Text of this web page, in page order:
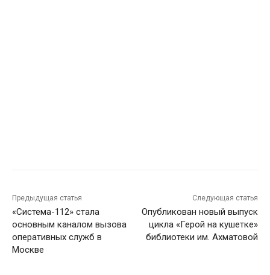
Предыдущая статья
«Система-112» стала
основным каналом вызова
оперативных служб в
Москве
Следующая статья
Опубликован новый выпуск
цикла «Герой на кушетке»
библиотеки им. Ахматовой